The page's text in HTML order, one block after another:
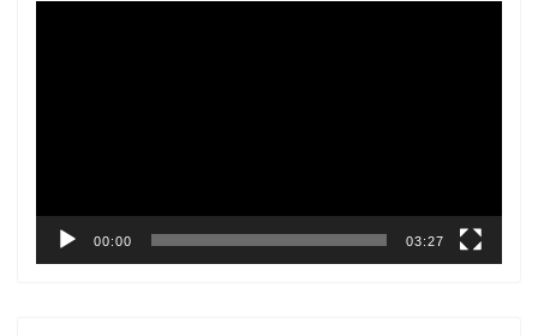
00:00 03:27